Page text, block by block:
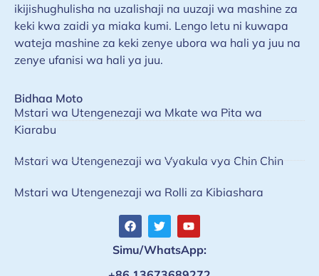
ikijishughulisha na uzalishaji na uuzaji wa mashine za
keki kwa zaidi ya miaka kumi. Lengo letu ni kuwapa
wateja mashine za keki zenye ubora wa hali ya juu na
zenye ufanisi wa hali ya juu.
Bidhaa Moto
Mstari wa Utengenezaji wa Mkate wa Pita wa
Kiarabu
Mstari wa Utengenezaji wa Vyakula vya Chin Chin
Mstari wa Utengenezaji wa Rolli za Kibiashara
Simu/WhatsApp:
Email